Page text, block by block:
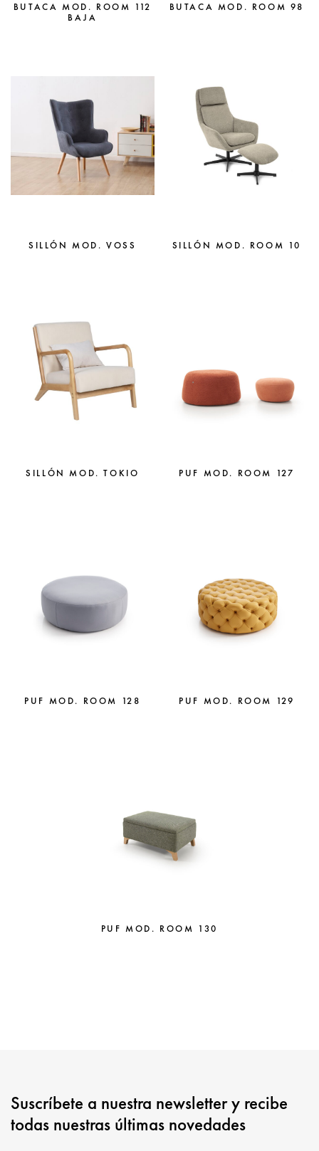
BUTACA MOD. ROOM 112
BAJA
BUTACA MOD. ROOM 98
SILLÓN MOD. VOSS SILLÓN MOD. ROOM 10
SILLÓN MOD. TOKIO PUF MOD. ROOM 127
PUF MOD. ROOM 128 PUF MOD. ROOM 129
PUF MOD. ROOM 130
Suscríbete a nuestra newsletter y recibe
todas nuestras últimas novedades